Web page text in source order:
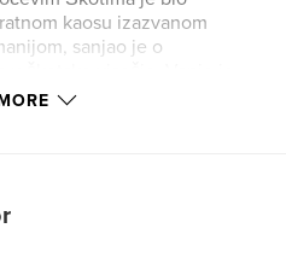
kaosu izazvanom
sanjao je o
u lovu. Ni u najluđim
upadanja u nevolje
koji su mu zaprijetili